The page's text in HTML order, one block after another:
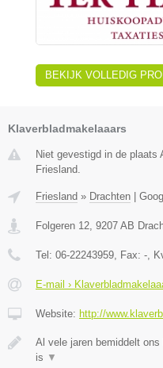
BEKIJK VOLLEDIG
Klaverbladmakelaaars
Niet gevestigd in de plaats
Friesland.
Friesland » Drachten |
Folgeren 12 9207 AB
Tel: 06-22243959 , Fax: - ,
E-mail ›
Website: http://
Al vele jaren bemiddelt
is ▼